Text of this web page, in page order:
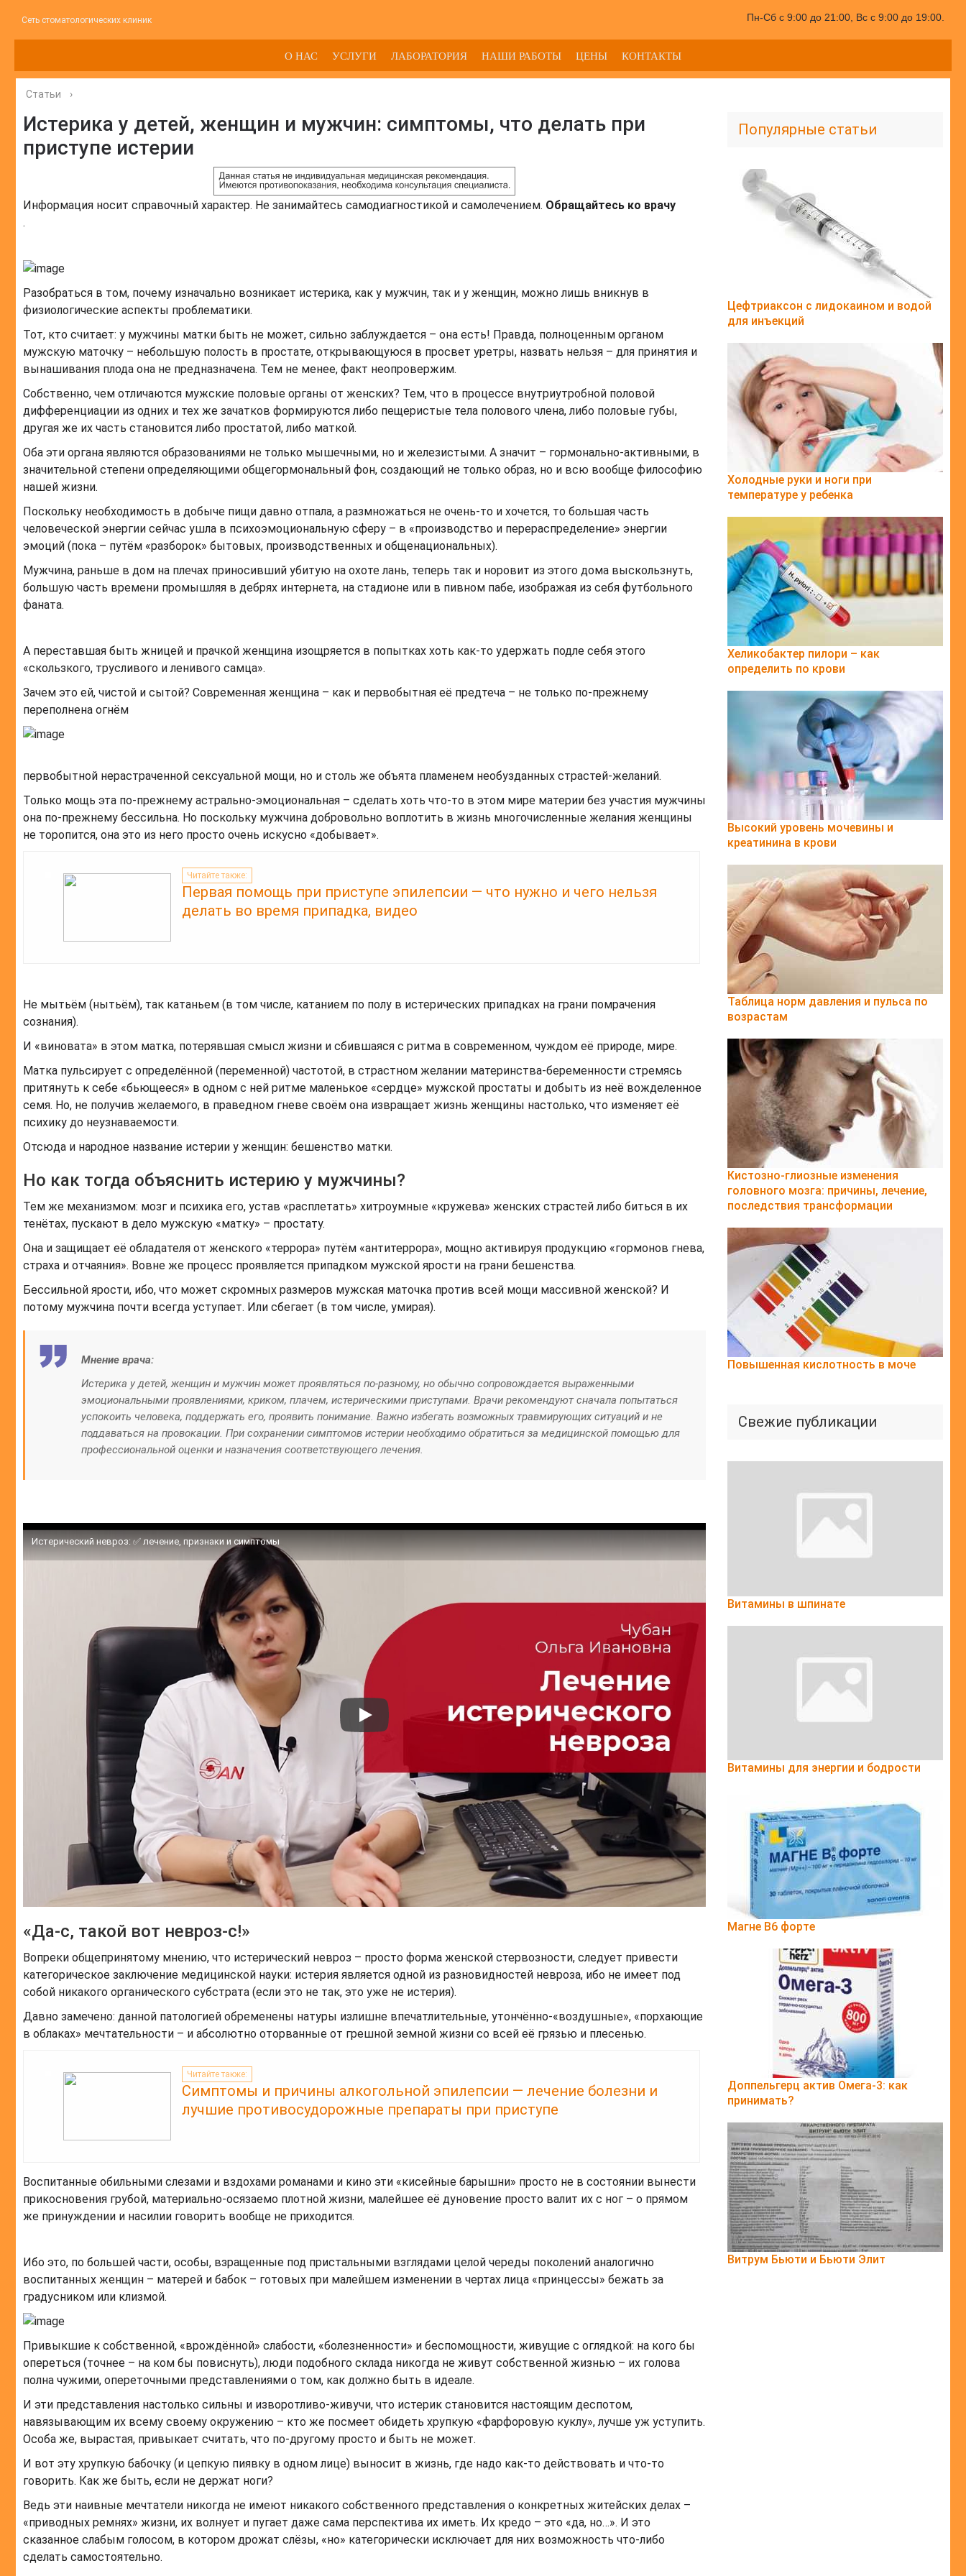
Сеть стоматологических клиник Пн-Сб с 9:00 до 21:00, Вс с 9:00 до 19:00.
О НАС УСЛУГИ ЛАБОРАТОРИЯ НАШИ РАБОТЫ ЦЕНЫ КОНТАКТЫ
Статьи ›
Истерика у детей, женщин и мужчин: симптомы, что делать при
приступе истерии
Информация носит справочный характер. Не занимайтесь самодиагностикой и самолечением. Обращайтесь ко врачу
.
Разобраться в том, почему изначально возникает истерика, как у мужчин, так и у женщин, можно лишь вникнув в
физиологические аспекты проблематики.
Тот, кто считает: у мужчины матки быть не может, сильно заблуждается – она есть! Правда, полноценным органом
мужскую маточку – небольшую полость в простате, открывающуюся в просвет уретры, назвать нельзя – для принятия и
вынашивания плода она не предназначена. Тем не менее, факт неопровержим.
Собственно, чем отличаются мужские половые органы от женских? Тем, что в процессе внутриутробной половой
дифференциации из одних и тех же зачатков формируются либо пещеристые тела полового члена, либо половые губы,
другая же их часть становится либо простатой, либо маткой.
Оба эти органа являются образованиями не только мышечными, но и железистыми. А значит – гормонально-активными, в
значительной степени определяющими общегормональный фон, создающий не только образ, но и всю вообще философию
нашей жизни.
Поскольку необходимость в добыче пищи давно отпала, а размножаться не очень-то и хочется, то большая часть
человеческой энергии сейчас ушла в психоэмоциональную сферу – в «производство и перераспределение» энергии
эмоций (пока – путём «разборок» бытовых, производственных и общенациональных).
Мужчина, раньше в дом на плечах приносивший убитую на охоте лань, теперь так и норовит из этого дома выскользнуть,
большую часть времени промышляя в дебрях интернета, на стадионе или в пивном пабе, изображая из себя футбольного
фаната.
А переставшая быть жницей и прачкой женщина изощряется в попытках хоть как-то удержать подле себя этого
«скользкого, трусливого и ленивого самца».
Зачем это ей, чистой и сытой? Современная женщина – как и первобытная её предтеча – не только по-прежнему
переполнена огнём
первобытной нерастраченной сексуальной мощи, но и столь же объята пламенем необузданных страстей-желаний.
Только мощь эта по-прежнему астрально-эмоциональная – сделать хоть что-то в этом мире материи без участия мужчины
она по-прежнему бессильна. Но поскольку мужчина добровольно воплотить в жизнь многочисленные желания женщины
не торопится, она это из него просто очень искусно «добывает».
Читайте также:
Первая помощь при приступе эпилепсии — что нужно и чего нельзя
делать во время припадка, видео
Не мытьём (нытьём), так катаньем (в том числе, катанием по полу в истерических припадках на грани помрачения
сознания).
И «виновата» в этом матка, потерявшая смысл жизни и сбившаяся с ритма в современном, чуждом её природе, мире.
Матка пульсирует с определённой (переменной) частотой, в страстном желании материнства-беременности стремясь
притянуть к себе «бьющееся» в одном с ней ритме маленькое «сердце» мужской простаты и добыть из неё вожделенное
семя. Но, не получив желаемого, в праведном гневе своём она извращает жизнь женщины настолько, что изменяет её
психику до неузнаваемости.
Отсюда и народное название истерии у женщин: бешенство матки.
Но как тогда объяснить истерию у мужчины?
Тем же механизмом: мозг и психика его, устав «расплетать» хитроумные «кружева» женских страстей либо биться в их
тенётах, пускают в дело мужскую «матку» – простату.
Она и защищает её обладателя от женского «террора» путём «антитеррора», мощно активируя продукцию «гормонов гнева,
страха и отчаяния». Вовне же процесс проявляется припадком мужской ярости на грани бешенства.
Бессильной ярости, ибо, что может скромных размеров мужская маточка против всей мощи массивной женской? И
потому мужчина почти всегда уступает. Или сбегает (в том числе, умирая).
Мнение врача:
Истерика у детей, женщин и мужчин может проявляться по-разному, но обычно сопровождается выраженными
эмоциональными проявлениями, криком, плачем, истерическими приступами. Врачи рекомендуют сначала попытаться
успокоить человека, поддержать его, проявить понимание. Важно избегать возможных травмирующих ситуаций и не
поддаваться на провокации. При сохранении симптомов истерии необходимо обратиться за медицинской помощью для
профессиональной оценки и назначения соответствующего лечения.
Истерический невроз: ✅ лечение, признаки и симптомы
«Да-с, такой вот невроз-с!»
Вопреки общепринятому мнению, что истерический невроз – просто форма женской стервозности, следует привести
категорическое заключение медицинской науки: истерия является одной из разновидностей невроза, ибо не имеет под
собой никакого органического субстрата (если это не так, это уже не истерия).
Давно замечено: данной патологией обременены натуры излишне впечатлительные, утончённо-«воздушные», «порхающие
в облаках» мечтательности – и абсолютно оторванные от грешной земной жизни со всей её грязью и плесенью.
Читайте также:
Симптомы и причины алкогольной эпилепсии — лечение болезни и
лучшие противосудорожные препараты при приступе
Воспитанные обильными слезами и вздохами романами и кино эти «кисейные барышни» просто не в состоянии вынести
прикосновения грубой, материально-осязаемо плотной жизни, малейшее её дуновение просто валит их с ног – о прямом
же принуждении и насилии говорить вообще не приходится.
Ибо это, по большей части, особы, взращенные под пристальными взглядами целой череды поколений аналогично
воспитанных женщин – матерей и бабок – готовых при малейшем изменении в чертах лица «принцессы» бежать за
градусником или клизмой.
Привыкшие к собственной, «врождённой» слабости, «болезненности» и беспомощности, живущие с оглядкой: на кого бы
опереться (точнее – на ком бы повиснуть), люди подобного склада никогда не живут собственной жизнью – их голова
полна чужими, опереточными представлениями о том, как должно быть в идеале.
И эти представления настолько сильны и изворотливо-живучи, что истерик становится настоящим деспотом,
навязывающим их всему своему окружению – кто же посмеет обидеть хрупкую «фарфоровую куклу», лучше уж уступить.
Особа же, вырастая, привыкает считать, что по-другому просто и быть не может.
И вот эту хрупкую бабочку (и цепкую пиявку в одном лице) выносит в жизнь, где надо как-то действовать и что-то
говорить. Как же быть, если не держат ноги?
Ведь эти наивные мечтатели никогда не имеют никакого собственного представления о конкретных житейских делах –
«приводных ремнях» жизни, их волнует и пугает даже сама перспектива их иметь. Их кредо – это «да, но…». И это
сказанное слабым голосом, в котором дрожат слёзы, «но» категорически исключает для них возможность что-либо
сделать самостоятельно.
Популярные статьи
Цефтриаксон с лидокаином и водой
для инъекций
Холодные руки и ноги при
температуре у ребенка
Хеликобактер пилори – как
определить по крови
Высокий уровень мочевины и
креатинина в крови
Таблица норм давления и пульса по
возрастам
Кистозно-глиозные изменения
головного мозга: причины, лечение,
последствия трансформации
Повышенная кислотность в моче
Свежие публикации
Витамины в шпинате
Витамины для энергии и бодрости
Магне B6 форте
Доппельгерц актив Омега-3: как
принимать?
Витрум Бьюти и Бьюти Элит